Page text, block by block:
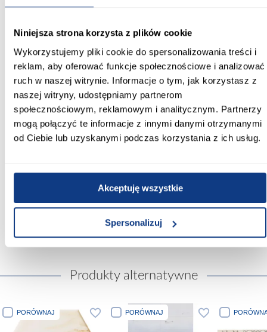
Niniejsza strona korzysta z plików cookie
Wykorzystujemy pliki cookie do spersonalizowania treści i
reklam, aby oferować funkcje społecznościowe i analizować
ruch w naszej witrynie. Informacje o tym, jak korzystasz z
naszej witryny, udostępniamy partnerom
społecznościowym, reklamowym i analitycznym. Partnerzy
mogą połączyć te informacje z innymi danymi otrzymanymi
od Ciebie lub uzyskanymi podczas korzystania z ich usług.
Akceptuję wszystkie
Spersonalizuj
ściana
Zastosowanie/przenaczenie:
do wewnątrz
Wzornictwo:
motyw roślinny
Mrozoodporność:
Produkty alternatywne
PORÓWNAJ PORÓWNAJ